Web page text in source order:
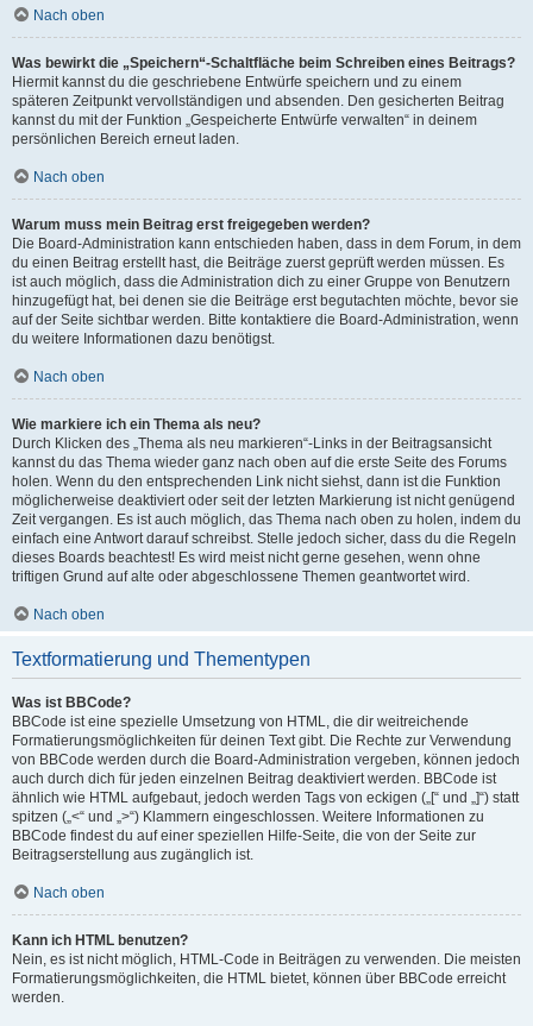
Nach oben
Was bewirkt die „Speichern“-Schaltfläche beim Schreiben eines Beitrags?
Hiermit kannst du die geschriebene Entwürfe speichern und zu einem
späteren Zeitpunkt vervollständigen und absenden. Den gesicherten Beitrag
kannst du mit der Funktion „Gespeicherte Entwürfe verwalten“ in deinem
persönlichen Bereich erneut laden.
Nach oben
Warum muss mein Beitrag erst freigegeben werden?
Die Board-Administration kann entschieden haben, dass in dem Forum, in dem
du einen Beitrag erstellt hast, die Beiträge zuerst geprüft werden müssen. Es
ist auch möglich, dass die Administration dich zu einer Gruppe von Benutzern
hinzugefügt hat, bei denen sie die Beiträge erst begutachten möchte, bevor sie
auf der Seite sichtbar werden. Bitte kontaktiere die Board-Administration, wenn
du weitere Informationen dazu benötigst.
Nach oben
Wie markiere ich ein Thema als neu?
Durch Klicken des „Thema als neu markieren“-Links in der Beitragsansicht
kannst du das Thema wieder ganz nach oben auf die erste Seite des Forums
holen. Wenn du den entsprechenden Link nicht siehst, dann ist die Funktion
möglicherweise deaktiviert oder seit der letzten Markierung ist nicht genügend
Zeit vergangen. Es ist auch möglich, das Thema nach oben zu holen, indem du
einfach eine Antwort darauf schreibst. Stelle jedoch sicher, dass du die Regeln
dieses Boards beachtest! Es wird meist nicht gerne gesehen, wenn ohne
triftigen Grund auf alte oder abgeschlossene Themen geantwortet wird.
Nach oben
Textformatierung und Thementypen
Was ist BBCode?
BBCode ist eine spezielle Umsetzung von HTML, die dir weitreichende
Formatierungsmöglichkeiten für deinen Text gibt. Die Rechte zur Verwendung
von BBCode werden durch die Board-Administration vergeben, können jedoch
auch durch dich für jeden einzelnen Beitrag deaktiviert werden. BBCode ist
ähnlich wie HTML aufgebaut, jedoch werden Tags von eckigen („[“ und „]“) statt
spitzen („<“ und „>“) Klammern eingeschlossen. Weitere Informationen zu
BBCode findest du auf einer speziellen Hilfe-Seite, die von der Seite zur
Beitragserstellung aus zugänglich ist.
Nach oben
Kann ich HTML benutzen?
Nein, es ist nicht möglich, HTML-Code in Beiträgen zu verwenden. Die meisten
Formatierungsmöglichkeiten, die HTML bietet, können über BBCode erreicht
werden.